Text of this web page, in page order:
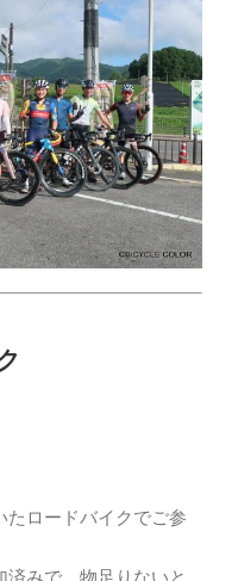
たロードバイクでご参
済みで、物足りないと